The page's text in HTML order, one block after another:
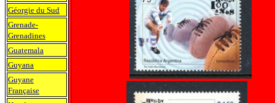
Géorgie du Sud
Grenade-
Grenadines
Guatemala
Guyana
Guyane
Française